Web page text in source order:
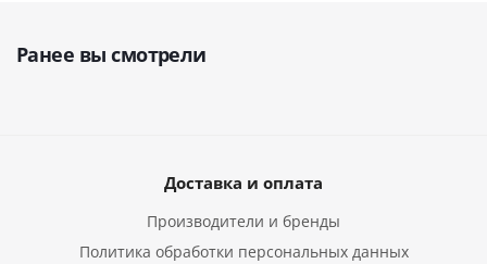
Ранее вы смотрели
Доставка и оплата
Производители и бренды
Политика обработки персональных данных